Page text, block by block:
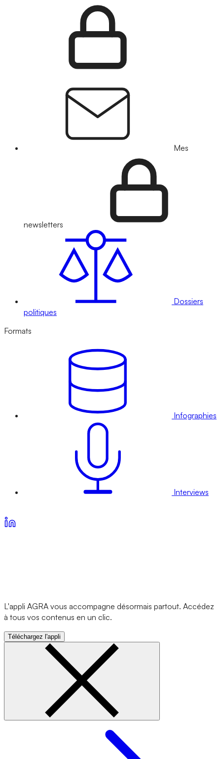
Mes
newsletters
Dossiers
politiques
Formats
Infographies
Interviews
L'appli AGRA vous accompagne désormais partout. Accédez
à tous vos contenus en un clic.
Téléchargez l'appli